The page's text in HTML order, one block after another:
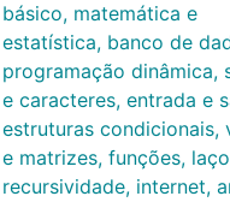
básico, matemática e
estatística, banco de
programação dinâmica,
e caracteres, entrada e
estruturas condicionais,
e matrizes, funções,
recursividade, internet,